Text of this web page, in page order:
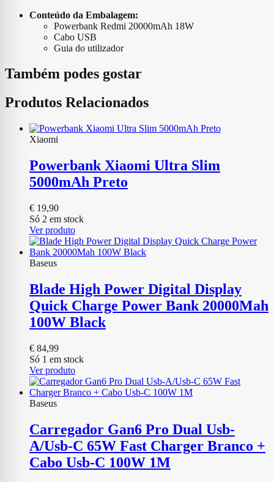
Conteúdo da Embalagem:
Powerbank Redmi 20000mAh 18W
Cabo USB
Guia do utilizador
Também podes gostar
Produtos Relacionados
Xiaomi
Powerbank Xiaomi Ultra Slim
5000mAh Preto
€ 19,90
Só 2 em stock
Ver produto
Baseus
Blade High Power Digital Display
Quick Charge Power Bank 20000Mah
100W Black
€ 84,99
Só 1 em stock
Ver produto
Baseus
Carregador Gan6 Pro Dual Usb-
A/Usb-C 65W Fast Charger Branco +
Cabo Usb-C 100W 1M